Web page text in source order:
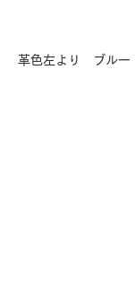
革色左より　ブルー